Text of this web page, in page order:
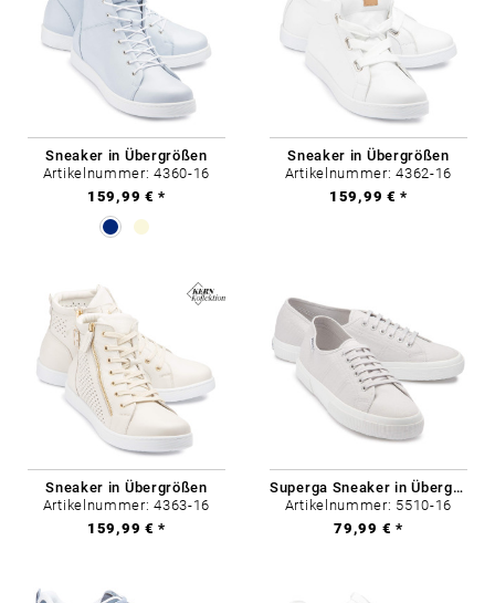
Sneaker in Übergrößen
Artikelnummer: 4360-16
159,99 € *
Sneaker in Übergrößen
Artikelnummer: 4362-16
159,99 € *
Sneaker in Übergrößen
Artikelnummer: 4363-16
159,99 € *
Superga Sneaker in Übergrößen
Artikelnummer: 5510-16
79,99 € *